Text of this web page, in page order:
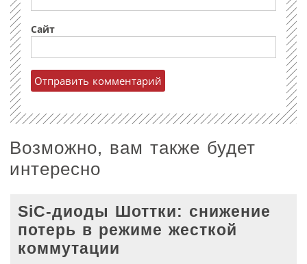
Сайт
Возможно, вам также будет
интересно
SiC-диоды Шоттки: снижение
потерь в режиме жесткой
коммутации